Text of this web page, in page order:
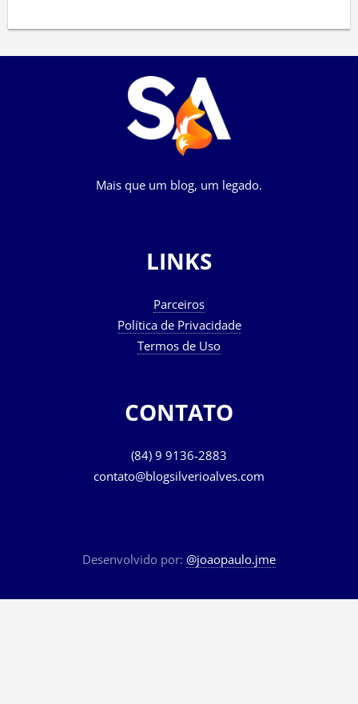
Mais que um blog, um legado.
LINKS
Parceiros
Política de Privacidade
Termos de Uso
CONTATO
(84) 9 9136-2883
contato@blogsilverioalves.com
Desenvolvido por: @joaopaulo.jme